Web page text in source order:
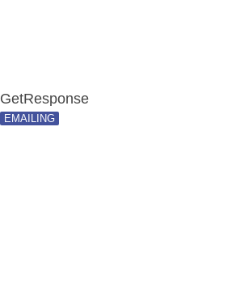
GetResponse
EMAILING